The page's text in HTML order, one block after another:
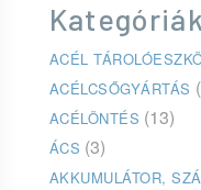
Kategóriák
ACÉL
ACÉLCSŐGYÁRTÁS
ACÉLÖNTÉS (13)
ÁCS (3)
AKKUMULÁTOR,